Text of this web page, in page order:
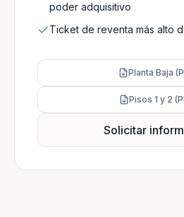
poder adquisitivo
Ticket de reventa más alto
Planta Baja
Pisos 1 y 2
Solicitar